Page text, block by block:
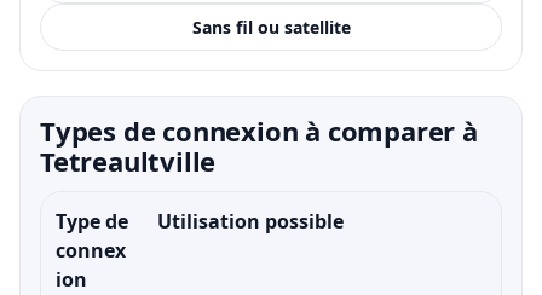
Sans fil ou satellite
Types de connexion à comparer à
Tetreaultville
Type de
connex
ion
Utilisation possible